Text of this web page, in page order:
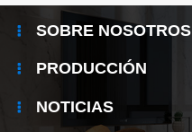
SOBRE NOSOTROS
PRODUCCIÓN
NOTICIAS